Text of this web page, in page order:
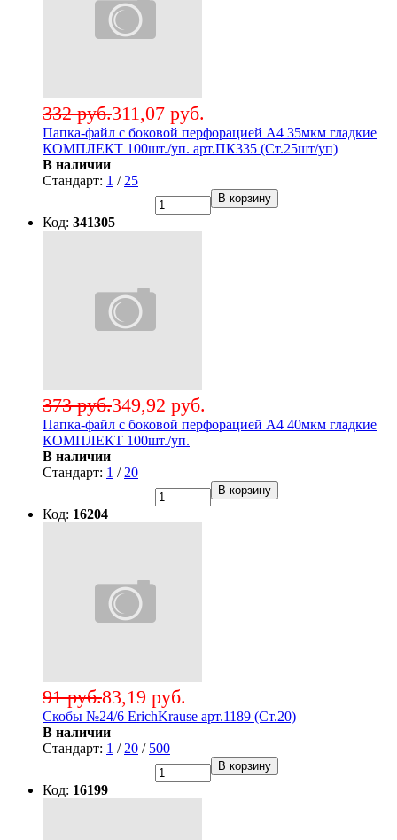
311,07 руб.
332 руб.
Папка-файл с боковой перфорацией А4 35мкм гладкие
КОМПЛЕКТ 100шт./уп. арт.ПК335 (Ст.25шт/уп)
В наличии
Стандарт: 1 / 25
В корзину
Код: 341305
349,92 руб.
373 руб.
Папка-файл с боковой перфорацией А4 40мкм гладкие
КОМПЛЕКТ 100шт./уп.
В наличии
Стандарт: 1 / 20
В корзину
Код: 16204
83,19 руб.
91 руб.
Скобы №24/6 ErichKrause арт.1189 (Ст.20)
В наличии
Стандарт: 1 / 20 / 500
В корзину
Код: 16199